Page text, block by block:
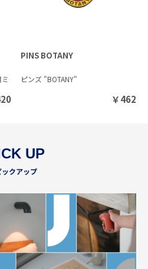
PINS BOTANY
ピンズ "BOTANY"
￥462
UP
ックアップ